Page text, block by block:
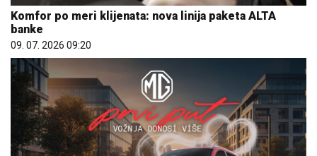
Komfor po meri klijenata: nova linija paketa ALTA
banke
09. 07. 2026 09:20